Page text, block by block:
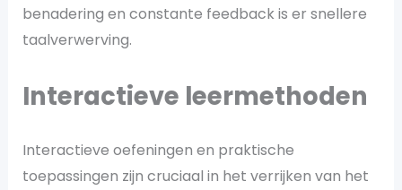
benadering en constante feedback is er snellere
taalverwerving​.
Interactieve leermethoden
Interactieve oefeningen en praktische
toepassingen zijn cruciaal in het verrijken van het